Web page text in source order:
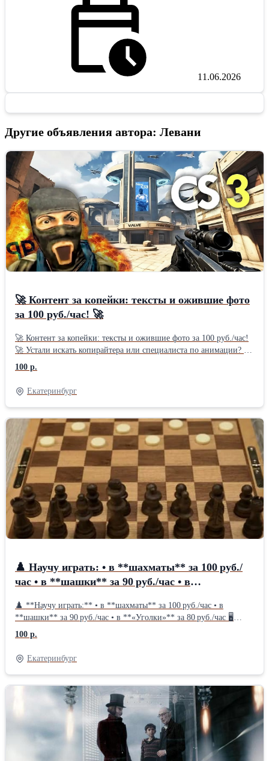
11.06.2026
Другие объявления автора: Левани
🚀 Контент за копейки: тексты и ожившие фото
за 100 руб./час! 🚀
🚀 Контент за копейки: тексты и ожившие фото за 100 руб./час!
🚀 Устали искать копирайтера или специалиста по анимации? У
меня есть решение — быстрые и недорогие услуги с
применением нейросетей! Что вы получите: тексты любой
сложности — от политических статей до стихов и сценариев
песен; ожившие фото — добавьте динамики своим
изображениям без сложных программ и навыков. Как это
работает: Вы описываете задачу. Я создаю контент с помощью
нейросетей. Вы получаете готовый результат быстро и без
переплат. Никаких скрытых платежей — только прозрачная цена
за качественный результат. 📲 Записывайтесь прямо сейчас:
Телефон: +7 906 803‑60‑96 E‑mail:
100 р.
Екатеринбург
♟️ Научу играть: • в **шахматы** за 100 руб./
час • в **шашки** за 90 руб./час • в
♟️ **Научу играть:** • в **шахматы** за 100 руб./час • в
**шашки** за 90 руб./час • в **«Уголки»** за 80 руб./час 🖥️
Обучение онлайн через Телемост ⏰ Время подберём под вас 📞
100 р.
Екатеринбург